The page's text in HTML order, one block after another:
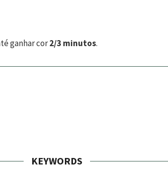
ganhar cor2/3 minutos.
KEYWORDS